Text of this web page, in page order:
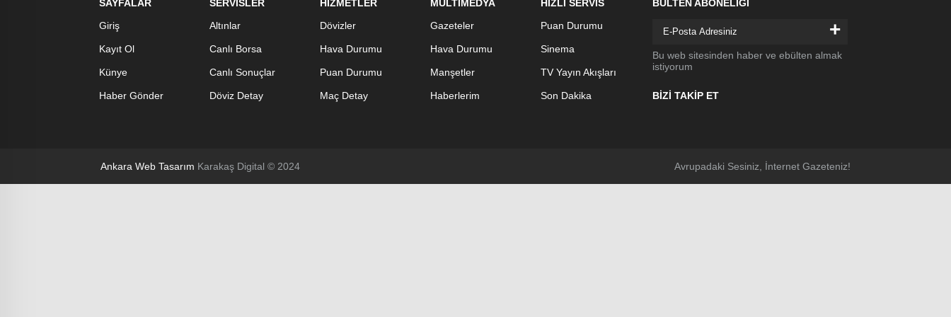
SAYFALAR
Giriş
Kayıt Ol
Künye
Haber Gönder
SERVİSLER
Altınlar
Canlı Borsa
Canlı Sonuçlar
Döviz Detay
HİZMETLER
Dövizler
Hava Durumu
Puan Durumu
Maç Detay
MULTİMEDYA
Gazeteler
Hava Durumu
Manşetler
Haberlerim
HIZLI SERVİS
Puan Durumu
Sinema
TV Yayın Akışları
Son Dakika
BÜLTEN ABONELİĞİ
+
Bu web sitesinden haber ve ebülten almak
istiyorum
BİZİ TAKİP ET
Ankara Web Tasarım Karakaş Digital © 2024 Avrupadaki Sesiniz, İnternet Gazeteniz!